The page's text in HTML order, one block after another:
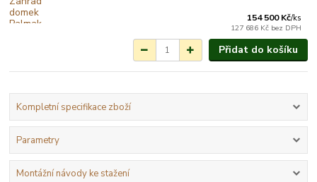
154 500 Kč/ks
127 686 Kč bez DPH
Přidat do košíku
Kompletní specifikace zboží
Parametry
Montážní návody ke stažení